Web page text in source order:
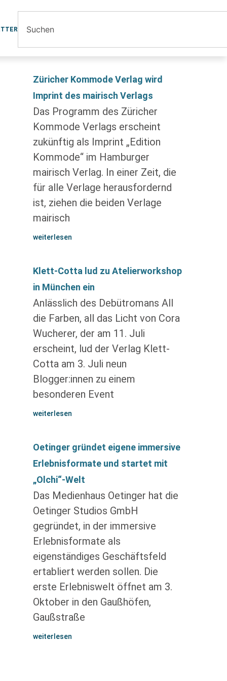
Züricher Kommode Verlag wird
Imprint des mairisch Verlags
Das Programm des Züricher
Kommode Verlags erscheint
zukünftig als Imprint „Edition
Kommode“ im Hamburger
mairisch Verlag. In einer Zeit, die
für alle Verlage herausfordernd
ist, ziehen die beiden Verlage
mairisch
weiterlesen
Klett-Cotta lud zu Atelierworkshop
in München ein
Anlässlich des Debütromans All
die Farben, all das Licht von Cora
Wucherer, der am 11. Juli
erscheint, lud der Verlag Klett-
Cotta am 3. Juli neun
Blogger:innen zu einem
besonderen Event
weiterlesen
Oetinger gründet eigene immersive
Erlebnisformate und startet mit
„Olchi“-Welt
Das Medienhaus Oetinger hat die
Oetinger Studios GmbH
gegründet, in der immersive
Erlebnisformate als
eigenständiges Geschäftsfeld
ertabliert werden sollen. Die
erste Erlebniswelt öffnet am 3.
Oktober in den Gaußhöfen,
Gaußstraße
weiterlesen